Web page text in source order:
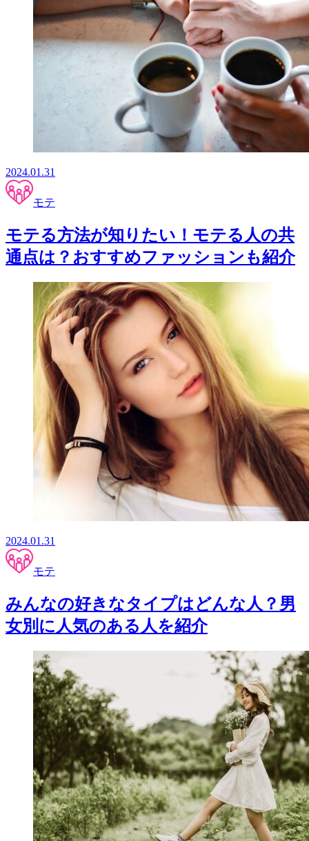
2024.01.31
モテ
モテる方法が知りたい！モテる人の共
通点は？おすすめファッションも紹介
2024.01.31
モテ
みんなの好きなタイプはどんな人？男
女別に人気のある人を紹介